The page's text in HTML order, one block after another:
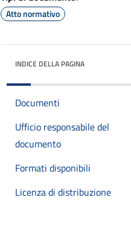
Atto normativo
INDICE DELLA PAGINA
Documenti
Ufficio responsabile del
documento
Formati disponibili
Licenza di distribuzione